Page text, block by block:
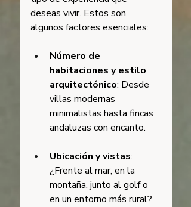
deseas vivir. Estos son
algunos factores esenciales:
Número de
habitaciones y estilo
arquitectónico: Desde
villas modernas
minimalistas hasta fincas
andaluzas con encanto.
Ubicación y vistas:
¿Frente al mar, en la
montaña, junto al golf o
en un entorno más rural?